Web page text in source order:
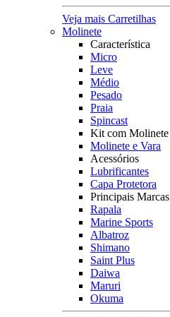
Veja mais Carretilhas
Molinete
Característica
Micro
Leve
Médio
Pesado
Praia
Spincast
Kit com Molinete
Molinete e Vara
Acessórios
Lubrificantes
Capa Protetora
Principais Marcas
Rapala
Marine Sports
Albatroz
Shimano
Saint Plus
Daiwa
Maruri
Okuma